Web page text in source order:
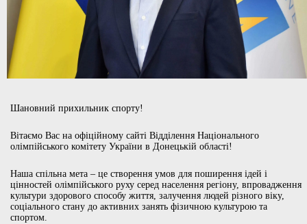
Шановний прихильник спорту!
Вітаємо Вас на офіційному сайті Відділення Національного
олімпійського комітету України в Донецькій області!
Наша спільна мета – це створення умов для поширення ідей і
цінностей олімпійського руху серед населення регіону, впровадження
культури здорового способу життя, залучення людей різного віку,
соціального стану до активних занять фізичною культурою та
спортом.